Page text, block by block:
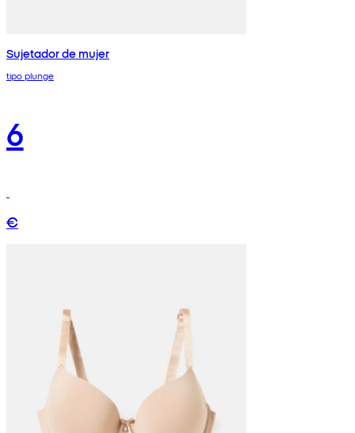
Sujetador de mujer
tipo plunge
6
€